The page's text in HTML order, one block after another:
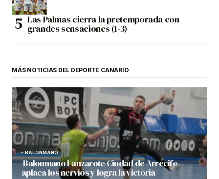
Las Palmas cierra la pretemporada con
grandes sensaciones (1-3)
MÁS NOTICIAS DEL DEPORTE CANARIO
BALONMANO
Balonmano Lanzarote Ciudad de Arrecife
aplaca los nervios y logra la victoria